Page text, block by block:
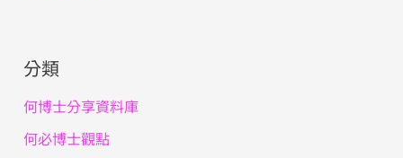
分類
何博士分享資料庫
何必博士觀點